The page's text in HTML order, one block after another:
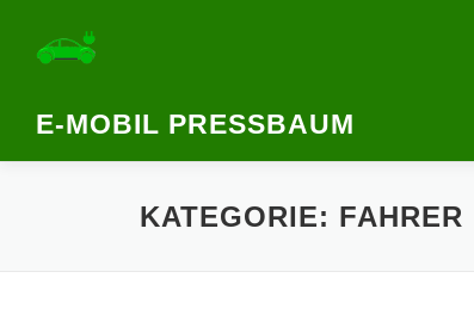
springen
E-MOBIL PRESSBAUM
KATEGORIE: FAHRER